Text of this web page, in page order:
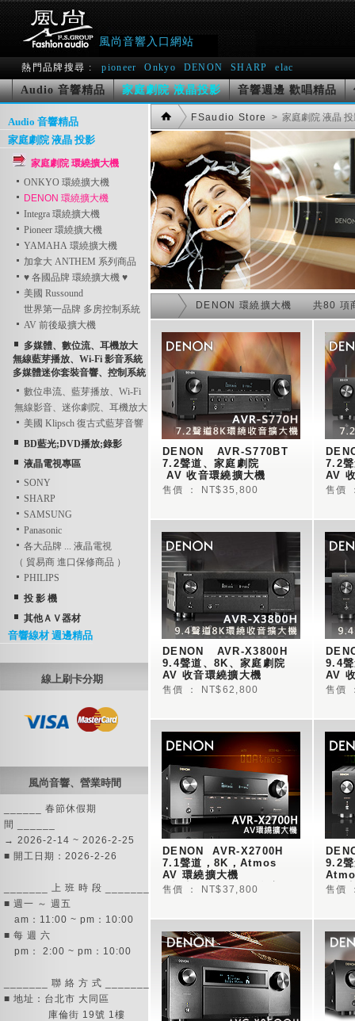
風尚音響入口網站
熱門品牌搜尋 : pioneer Onkyo DENON SHARP elac
Audio 音響精品 家庭劇院 液晶投影 音響週邊 歡唱精品
Audio 音響精品
家庭劇院 液晶 投影
家庭劇院 環繞擴大機
ONKYO 環繞擴大機
DENON 環繞擴大機
Integra 環繞擴大機
Pioneer 環繞擴大機
YAMAHA 環繞擴大機
加拿大 ANTHEM 系列商品
♥ 各國品牌 環繞擴大機 ♥
美國 Russound
世界第一品牌 多房控制系統
AV 前後級擴大機
多媒體、數位流、耳機放大
無線藍芽播放、Wi-Fi 影音系統
多媒體迷你套裝音響、控制系統
數位串流、藍芽播放、Wi-Fi
無線影音、迷你劇院、耳機放大
美國 Klipsch 復古式藍芽音響
BD藍光;DVD播放;錄影
液晶電視專區
SONY
SHARP
SAMSUNG
Panasonic
各大品牌 ... 液晶電視
（ 貿易商 進口保修商品 ）
PHILIPS
投 影 機
其他ＡＶ器材
音響線材 週邊精品
線上刷卡分期
風尚音響、營業時間
______ 春節休假期
間 ______
→ 2026-2-14 ~ 2026-2-25
■ 開工日期：2026-2-26
_______ 上 班 時 段 _______
■ 週一 ～ 週五
am：11:00 ~ pm：10:00
■ 每 週 六
pm： 2:00 ~ pm：10:00
_______ 聯 絡 方 式 _______
■ 地址：台北市 大同區
庫倫街 19號 1樓
FSaudio Store > 家庭劇院 液晶 投
DENON 環繞擴大機 共80 項
DENON   AVR-S770BT
7.2聲道、家庭劇院
AV 收音環繞擴大機
售價 ： NT$35,800
7.2
AV
售價
DENON   AVR-X3800H
9.4聲道、8K、家庭劇院
AV 收音環繞擴大機
售價 ： NT$62,800
9.4
AV
售價
DENON  AVR-X2700H
7.1聲道，8K，Atmos
AV 環繞擴大機
■內建 HEOS 無線多房間
售價 ： NT$37,800
9.2
■內
售價